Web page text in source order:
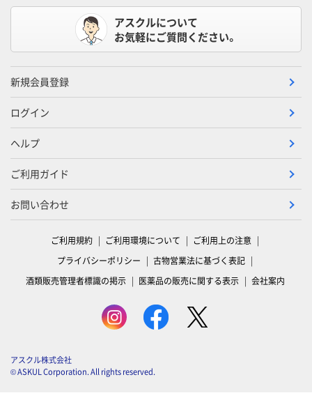
アスクルについて
お気軽にご質問ください。
新規会員登録
ログイン
ヘルプ
ご利用ガイド
お問い合わせ
ご利用規約 ご利用環境について
ご利用上の注意
プライバシーポリシー
古物営業法に基づく表記
酒類販売管理者標識の掲示
医薬品の販売に関する表示 会社案内
アスクル株式会社
© ASKUL Corporation. All rights reserved.